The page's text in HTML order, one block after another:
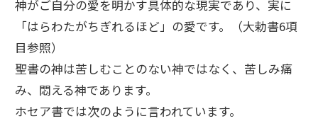
神がご自分の愛を明かす具体的な現実であり、実に
「はらわたがちぎれるほど」の愛です。（大勅書6項
目参照）
聖書の神は苦しむことのない神ではなく、苦しみ痛
み、悶える神であります。
ホセア書では次のように言われています。